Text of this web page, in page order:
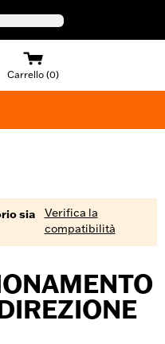
Carrello (0)
sia
Verifica la
compatibilità